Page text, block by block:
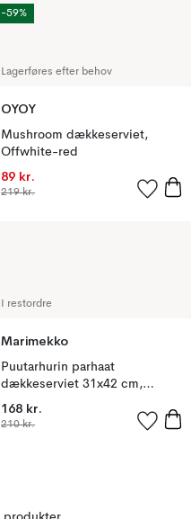
Lagerføres efter behov
OYOY
Mushroom dækkeserviet,
Offwhite-red
89 kr.
219 kr.
-59%
I restordre
Marimekko
Puutarhurin parhaat
dækkeserviet 31x42 cm,
White-black-orange
168 kr.
210 kr.